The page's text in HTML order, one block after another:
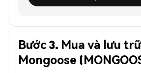
Bước 3. Mua và lưu trữ
Mongoose